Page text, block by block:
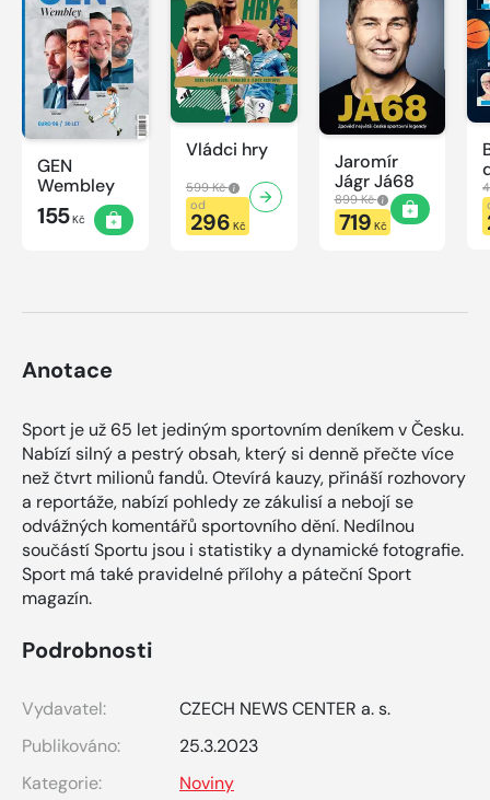
GEN
Wembley
155Kč
Vládci hry
599 Kč
od
296 Kč
Jaromír
Jágr Já68
899 Kč
719 Kč
Anotace
Sport je už 65 let jediným sportovním deníkem v Česku.
Nabízí silný a pestrý obsah, který si denně přečte více
než čtvrt milionů fandů. Otevírá kauzy, přináší rozhovory
a reportáže, nabízí pohledy ze zákulisí a nebojí se
odvážných komentářů sportovního dění. Nedílnou
součástí Sportu jsou i statistiky a dynamické fotografie.
Sport má také pravidelné přílohy a páteční Sport
magazín.
Podrobnosti
Vydavatel:
CZECH NEWS CENTER a. s.
Publikováno:
25.3.2023
Kategorie:
Noviny